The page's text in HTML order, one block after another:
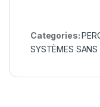
Categories:
SYSTÈMES SANS